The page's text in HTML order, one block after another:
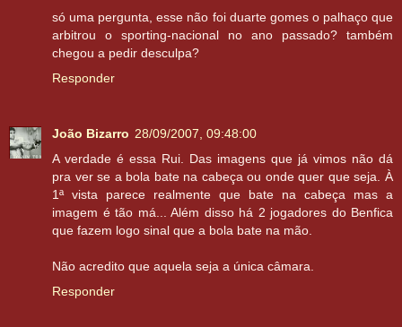
só uma pergunta, esse não foi duarte gomes o palhaço que
arbitrou o sporting-nacional no ano passado? também
chegou a pedir desculpa?
Responder
João Bizarro 28/09/2007, 09:48:00
A verdade é essa Rui. Das imagens que já vimos não dá
pra ver se a bola bate na cabeça ou onde quer que seja. À
1ª vista parece realmente que bate na cabeça mas a
imagem é tão má... Além disso há 2 jogadores do Benfica
que fazem logo sinal que a bola bate na mão.
Não acredito que aquela seja a única câmara.
Responder